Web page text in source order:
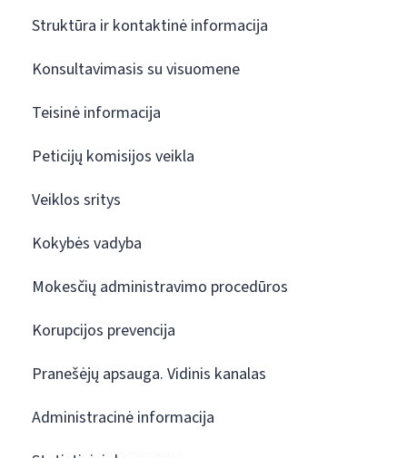
Struktūra ir kontaktinė informacija
Konsultavimasis su visuomene
Teisinė informacija
Peticijų komisijos veikla
Veiklos sritys
Kokybės vadyba
Mokesčių administravimo procedūros
Korupcijos prevencija
Pranešėjų apsauga. Vidinis kanalas
Administracinė informacija